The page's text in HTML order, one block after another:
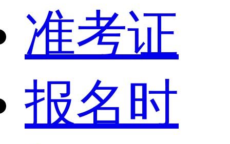
准考证
报名时